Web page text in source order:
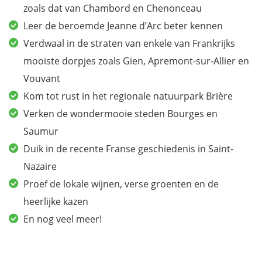
zoals dat van Chambord en Chenonceau
Leer de beroemde Jeanne d’Arc beter kennen
Verdwaal in de straten van enkele van Frankrijks
mooiste dorpjes zoals Gien, Apremont-sur-Allier en
Vouvant
Kom tot rust in het regionale natuurpark Brière
Verken de wondermooie steden Bourges en
Saumur
Duik in de recente Franse geschiedenis in Saint-
Nazaire
Proef de lokale wijnen, verse groenten en de
heerlijke kazen
En nog veel meer!